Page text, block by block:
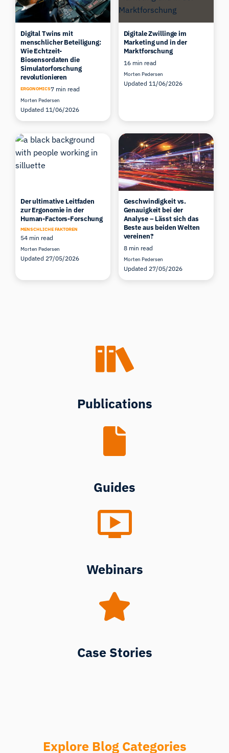
Digital Twins mit
menschlicher Beteiligung:
Wie Echtzeit-
Biosensordaten die
Simulatorforschung
revolutionieren
ERGONOMICS7 min read
Morten Pedersen
Updated 11/06/2026
Digitale Zwillinge im
Marketing und in der
Marktforschung
16 min read
Morten Pedersen
Updated 11/06/2026
Der ultimative Leitfaden
zur Ergonomie in der
Human-Factors-Forschung
MENSCHLICHE FAKTOREN
54 min read
Morten Pedersen
Updated 27/05/2026
Geschwindigkeit vs.
Genauigkeit bei der
Analyse – Lässt sich das
Beste aus beiden Welten
vereinen?
8 min read
Morten Pedersen
Updated 27/05/2026
Publications
Guides
Webinars
Case Stories
Explore Blog Categories